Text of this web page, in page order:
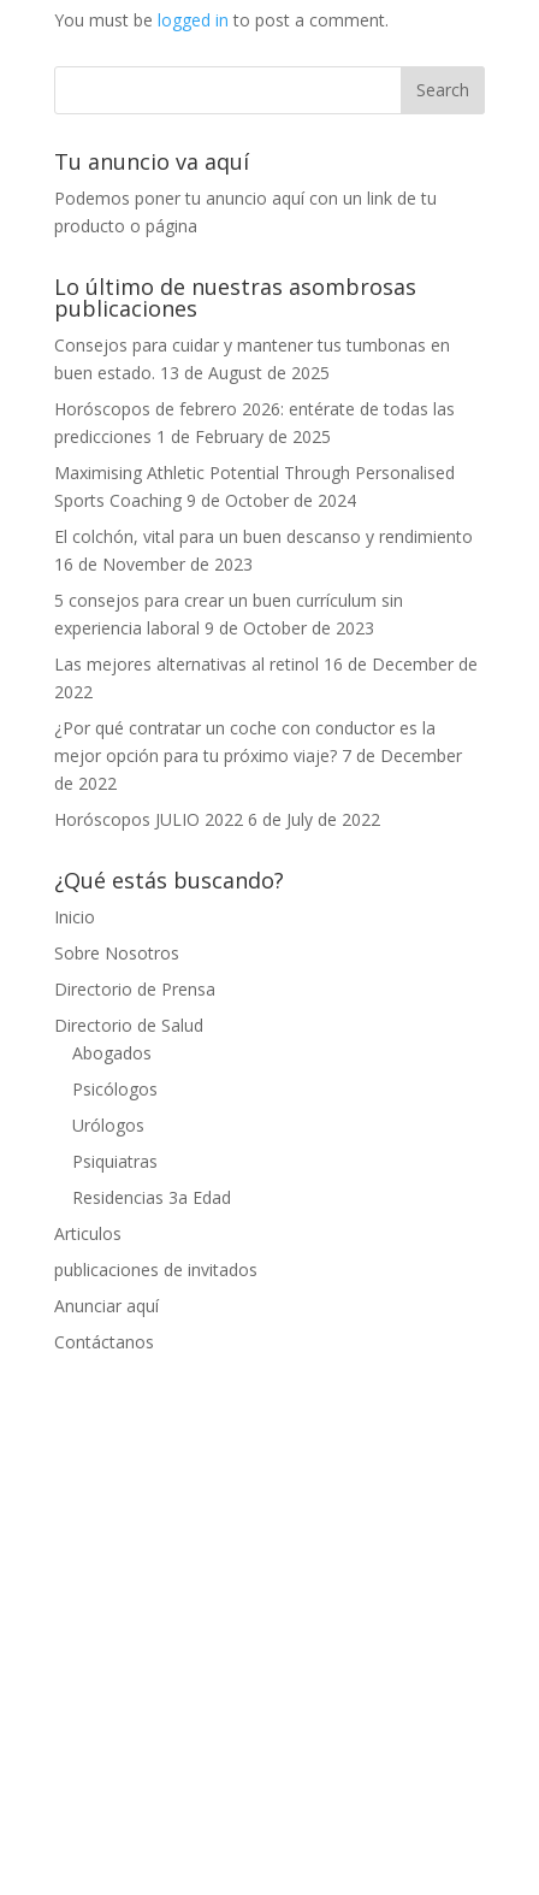
You must be logged in to post a comment.
Tu anuncio va aquí
Podemos poner tu anuncio aquí con un link de tu
producto o página
Lo último de nuestras asombrosas
publicaciones
Consejos para cuidar y mantener tus tumbonas en
buen estado. 13 de August de 2025
Horóscopos de febrero 2026: entérate de todas las
predicciones 1 de February de 2025
Maximising Athletic Potential Through Personalised
Sports Coaching 9 de October de 2024
El colchón, vital para un buen descanso y rendimiento
16 de November de 2023
5 consejos para crear un buen currículum sin
experiencia laboral 9 de October de 2023
Las mejores alternativas al retinol 16 de December de
2022
¿Por qué contratar un coche con conductor es la
mejor opción para tu próximo viaje? 7 de December
de 2022
Horóscopos JULIO 2022 6 de July de 2022
¿Qué estás buscando?
Inicio
Sobre Nosotros
Directorio de Prensa
Directorio de Salud
Abogados
Psicólogos
Urólogos
Psiquiatras
Residencias 3a Edad
Articulos
publicaciones de invitados
Anunciar aquí
Contáctanos